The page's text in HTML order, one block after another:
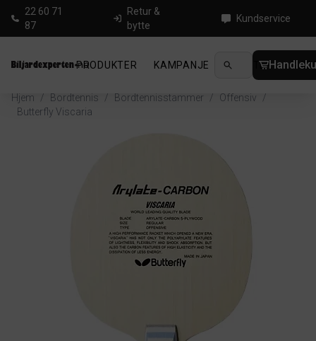
22 60 71
87
Retur &
bytte
Kundservice
PRODUKTER KAMPANJE NYHETER
Hjem / Bordtennis / Bordtennisstammer / Offensiv
/
Butterfly Viscaria